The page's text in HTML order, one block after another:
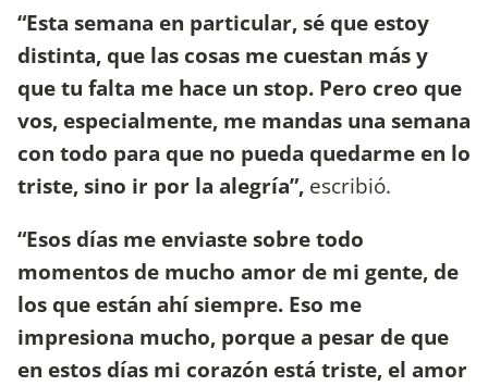
“Esta semana en particular, sé que estoy
distinta, que las cosas me cuestan más y
que tu falta me hace un stop. Pero creo que
vos, especialmente, me mandas una semana
con todo para que no pueda quedarme en lo
triste, sino ir por la alegría”, escribió.
“Esos días me enviaste sobre todo
momentos de mucho amor de mi gente, de
los que están ahí siempre. Eso me
impresiona mucho, porque a pesar de que
en estos días mi corazón está triste, el amor